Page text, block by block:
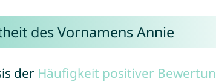
des Vornamens Annie
der Häufigkeit positiver